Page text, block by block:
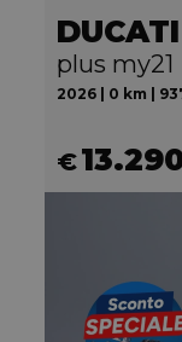
plus my21
2026 | 0 km |
€